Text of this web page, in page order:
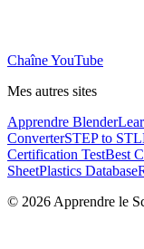
Chaîne YouTube
Mes autres sites
Apprendre Blender
ConverterSTEP to STL
Certification TestBest
SheetPlastics Database
© 2026 Apprendre le